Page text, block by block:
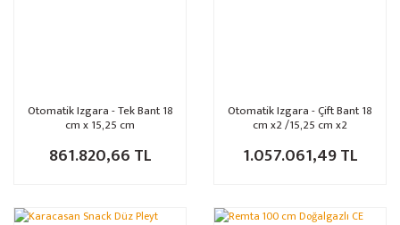
Otomatik Izgara - Tek Bant 18
cm x 15,25 cm
861.820,66 TL
Otomatik Izgara - Çift Bant 18
cm x2 /15,25 cm x2
1.057.061,49 TL